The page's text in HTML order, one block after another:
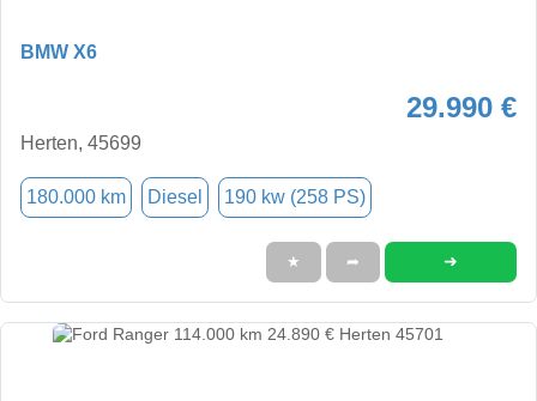
BMW X6
29.990 €
Herten, 45699
180.000 km Diesel 190 kw (258 PS)
★ ➦ ➜